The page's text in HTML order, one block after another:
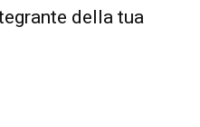
della tua